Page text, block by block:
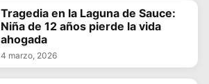
Tragedia en la Laguna de Sauce:
Niña de 12 años pierde la vida
ahogada
4 marzo, 2026